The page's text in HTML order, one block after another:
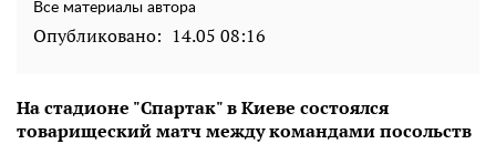
Все материалы автора
Опубликовано: 14.05 08:16
На стадионе "Спартак" в Киеве состоялся
товарищеский матч между командами посольств